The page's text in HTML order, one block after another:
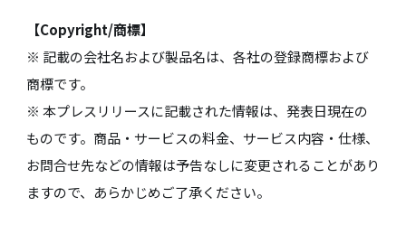
【Copyright/商標】
※ 記載の会社名および製品名は、各社の登録商標および
商標です。
※ 本プレスリリースに記載された情報は、発表日現在の
ものです。商品・サービスの料金、サービス内容・仕様、
お問合せ先などの情報は予告なしに変更されることがあり
ますので、あらかじめご了承ください。